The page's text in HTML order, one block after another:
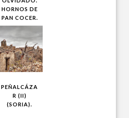
HORNOS DE
PAN COCER.
PEÑALCÁZA
R (II)
(SORIA).